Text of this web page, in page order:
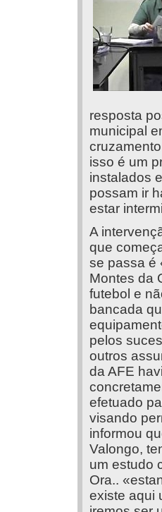
resposta
municipal
isso é um
instalados
possam ir
estar
A
que
se passa é
Montes da
futebol e
bancada
pelos
outros
da AFE
efetuado
visando
informou
Valongo,
um estudo
Ora..
existe aqui